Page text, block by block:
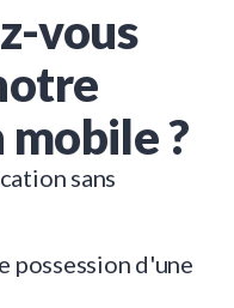
vous
?
sans
possession d'une